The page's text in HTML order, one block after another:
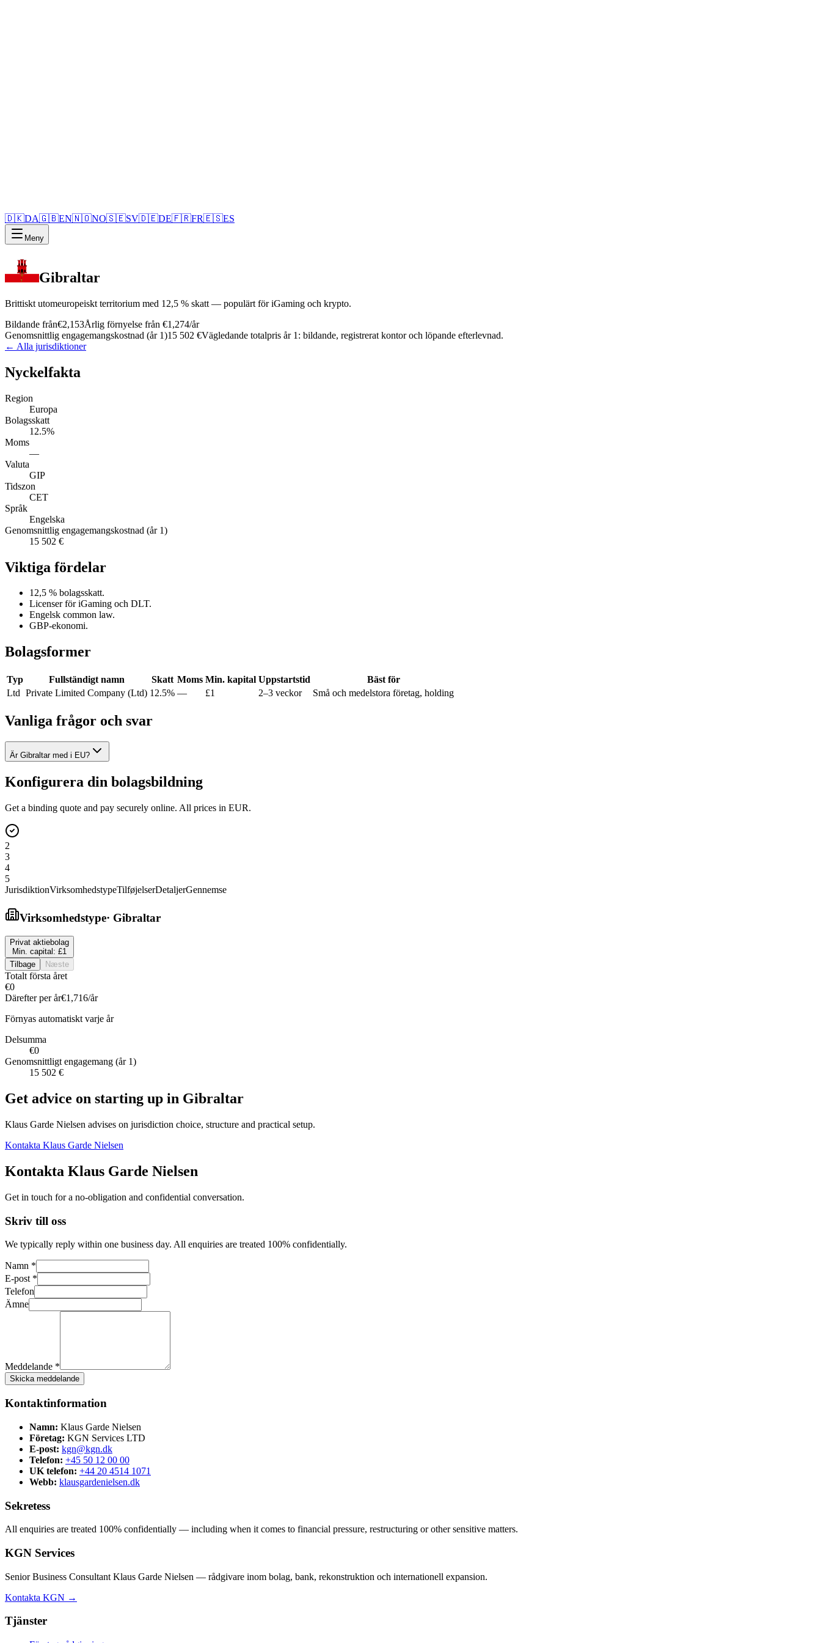
🇩🇰DA🇬🇧EN🇳🇴NO🇸🇪SV🇩🇪DE🇫🇷FR🇪🇸ES
Meny
Gibraltar
Brittiskt utomeuropeiskt territorium med 12,5 % skatt — populärt för iGaming och krypto.
Bildande från€2,153Årlig förnyelse från €1,274/år
Genomsnittlig engagemangskostnad (år 1)15 502 €Vägledande totalpris år 1: bildande, registrerat kontor och löpande efterlevnad.
← Alla jurisdiktioner
Nyckelfakta
Region
Europa
Bolagsskatt
12.5%
Moms
—
Valuta
GIP
Tidszon
CET
Språk
Engelska
Genomsnittlig engagemangskostnad (år 1)
15 502 €
Viktiga fördelar
12,5 % bolagsskatt.
Licenser för iGaming och DLT.
Engelsk common law.
GBP-ekonomi.
Bolagsformer
Typ Fullständigt namn Skatt Moms Min. kapital Uppstartstid
Bäst för
Ltd Private Limited Company (Ltd) 12.5% — £1 2–3 veckor Små och medelstora företag, holding
Vanliga frågor och svar
Är Gibraltar med i EU?
Konfigurera din bolagsbildning
Get a binding quote and pay securely online. All prices in EUR.
2
3
4
5
JurisdiktionVirksomhedstypeTilføjelserDetaljerGennemse
Virksomhedstype· Gibraltar
Privat aktiebolag
Min. capital: £1
Tilbage
Næste
Totalt första året
€0
Därefter per år€1,716/år
Förnyas automatiskt varje år
Delsumma
€0
Genomsnittligt engagemang (år 1)
15 502 €
Get advice on starting up in Gibraltar
Klaus Garde Nielsen advises on jurisdiction choice, structure and practical setup.
Kontakta Klaus Garde Nielsen
Kontakta Klaus Garde Nielsen
Get in touch for a no-obligation and confidential conversation.
Skriv till oss
We typically reply within one business day. All enquiries are treated 100% confidentially.
Namn *
E-post *
Telefon
Ämne
Meddelande *
Skicka meddelande
Kontaktinformation
Namn: Klaus Garde Nielsen
Företag: KGN Services LTD
E-post: kgn@kgn.dk
Telefon: +45 50 12 00 00
UK telefon: +44 20 4514 1071
Webb: klausgardenielsen.dk
Sekretess
All enquiries are treated 100% confidentially — including when it comes to financial pressure, restructuring or other sensitive matters.
KGN Services
Senior Business Consultant Klaus Garde Nielsen — rådgivare inom bolag, bank, rekonstruktion och internationell expansion.
Kontakta KGN →
Tjänster